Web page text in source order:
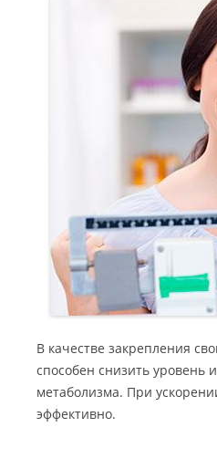
В качестве закрепления
способен снизить уровень
метаболизма. При
эффективно.